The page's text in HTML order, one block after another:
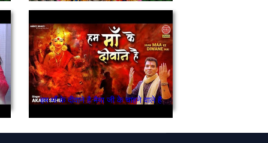
हम माँ के दीवाने है मैया जी के चाहने वाले है